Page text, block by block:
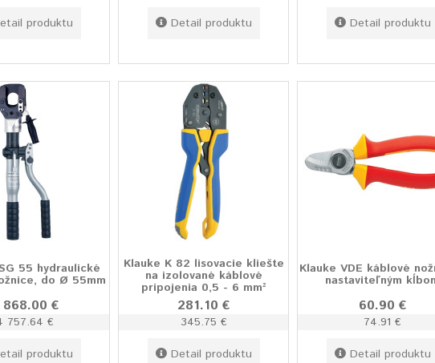
produktu
Detail produktu
Detail produktu
55 hydraulické
do Ø 55mm
868.00 €
757.64 €
produktu
Klauke K 82 lisovacie kliešte
na izolované káblové
pripojenia 0,5 - 6 mm²
281.10 €
345.75 €
Detail produktu
Klauke VDE káblové
nastaviteľným
60.90 €
74.91 €
Detail produktu